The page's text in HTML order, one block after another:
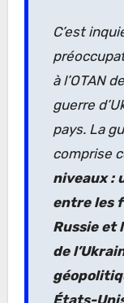
C’est
à l’OTAN
guerre
pays. La
comprise
niveaux :
entre les
Russie et
de